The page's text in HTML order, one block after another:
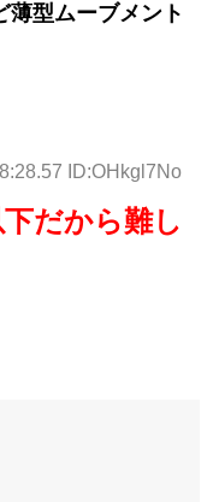
薄型ムーブメント
ID:OHkgl7No
だから難し